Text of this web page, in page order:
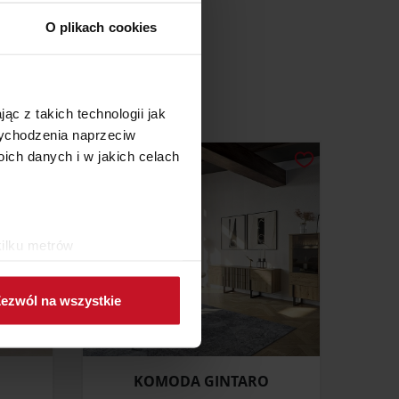
O plikach cookies
z takich technologii jak
naprzeciw
danych i w jakich celach
metrów
preferencje w
i analizować
na wszystkie
KOMODA GINTARO